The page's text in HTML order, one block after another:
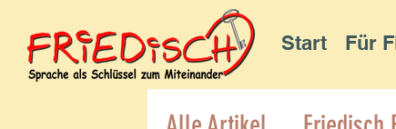
Start Für